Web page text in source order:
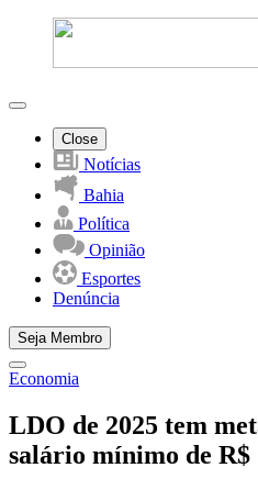
Close
Notícias
Bahia
Política
Opinião
Esportes
Denúncia
Seja Membro
Economia
LDO de 2025 tem
salário mínimo de R$